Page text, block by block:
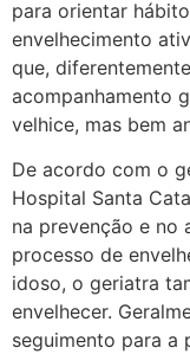
para orientar
envelhecimento
que,
acompanhamento
velhice, mas bem
De acordo com o
Hospital Santa
na prevenção e no
processo de
idoso, o geriatra
envelhecer.
seguimento para a